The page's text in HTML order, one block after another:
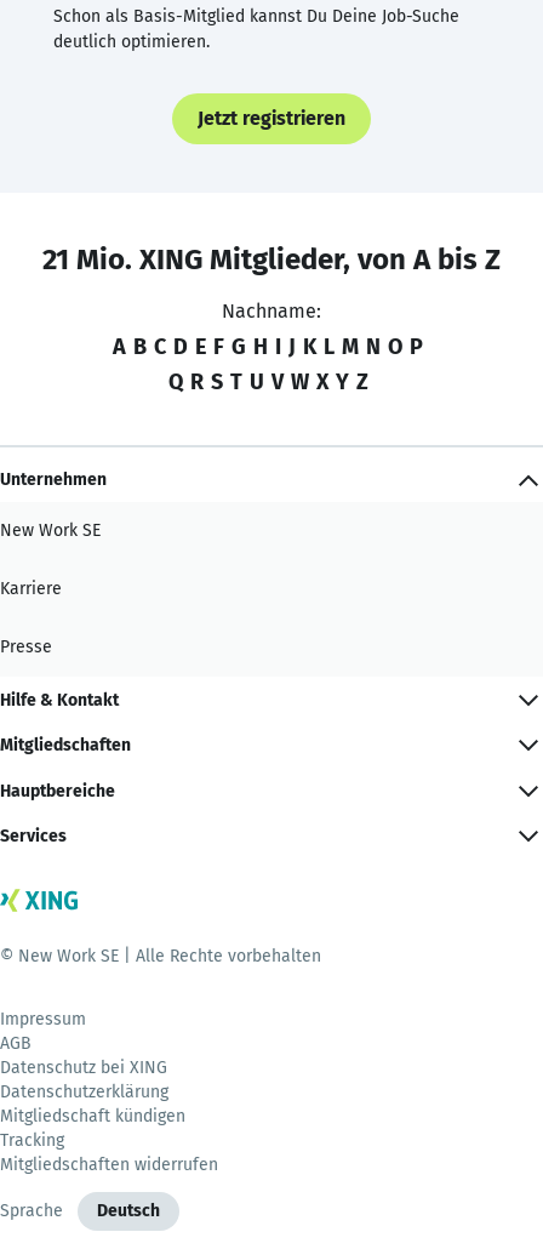
Schon als Basis-Mitglied kannst Du Deine Job-Suche
deutlich optimieren.
Jetzt registrieren
21 Mio. XING Mitglieder, von A bis Z
Nachname:
A B C D E F G H I J K L M N O P
Q R S T U V W X Y Z
Unternehmen
New Work SE
Karriere
Presse
Hilfe & Kontakt
Mitgliedschaften
Hauptbereiche
Services
© New Work SE | Alle Rechte vorbehalten
Impressum
AGB
Datenschutz bei XING
Datenschutzerklärung
Mitgliedschaft kündigen
Tracking
Mitgliedschaften widerrufen
Sprache Deutsch